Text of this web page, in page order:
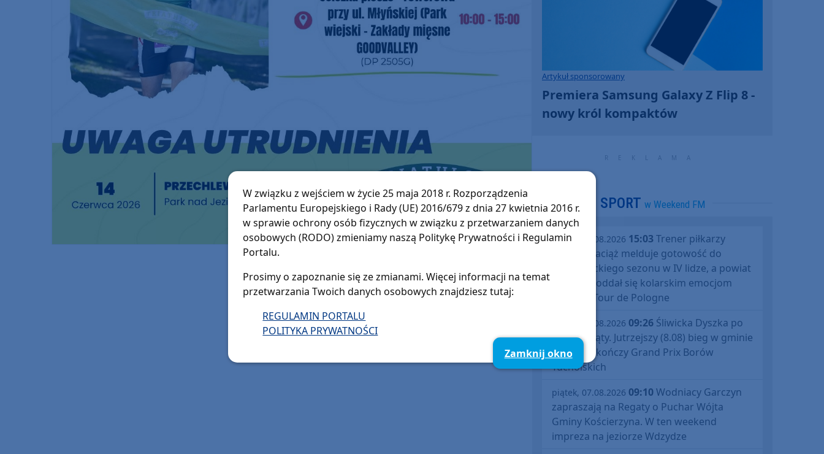
Artykuł sponsorowany
Premiera Samsung Galaxy Z Flip 8 -
nowy król kompaktów
SPORT w Weekend FM
piątek, 07.08.2026 15:03Trener piłkarzy
Rawysa Raciąż melduje gotowość do
debiutanckiego sezonu w IV lidze, a powiat
bytowski oddał się kolarskim emocjom
podczas Tour de Pologne
piątek, 07.08.2026 09:26 Śliwicka Dyszka po
raz dziesiąty. Jutrzejszy (8.08) bieg w gminie
Śliwice zakończy Grand Prix Borów
Tucholskich
piątek, 07.08.2026 09:10Wodniacy Garczyn
zapraszają na Regaty o Puchar Wójta
Gminy Kościerzyna. W ten weekend
impreza na jeziorze Wdzydze
W związku z wejściem w życie 25 maja 2018 r. Rozporządzenia
Parlamentu Europejskiego i Rady (UE) 2016/679 z dnia 27 kwietnia 2016 r.
w sprawie ochrony osób fizycznych w związku z przetwarzaniem danych
osobowych (RODO) zmieniamy naszą Politykę Prywatności i Regulamin
Portalu.
Prosimy o zapoznanie się ze zmianami. Więcej informacji na temat
przetwarzania Twoich danych osobowych znajdziesz tutaj:
REGULAMIN PORTALU
POLITYKA PRYWATNOŚCI
Zamknij okno